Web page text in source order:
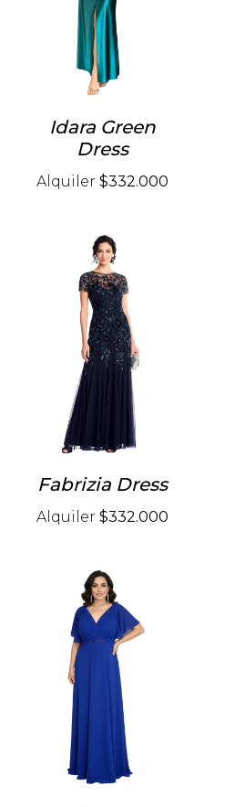
Idara Green
Dress
Alquiler $332.000
Fabrizia Dress
Alquiler $332.000